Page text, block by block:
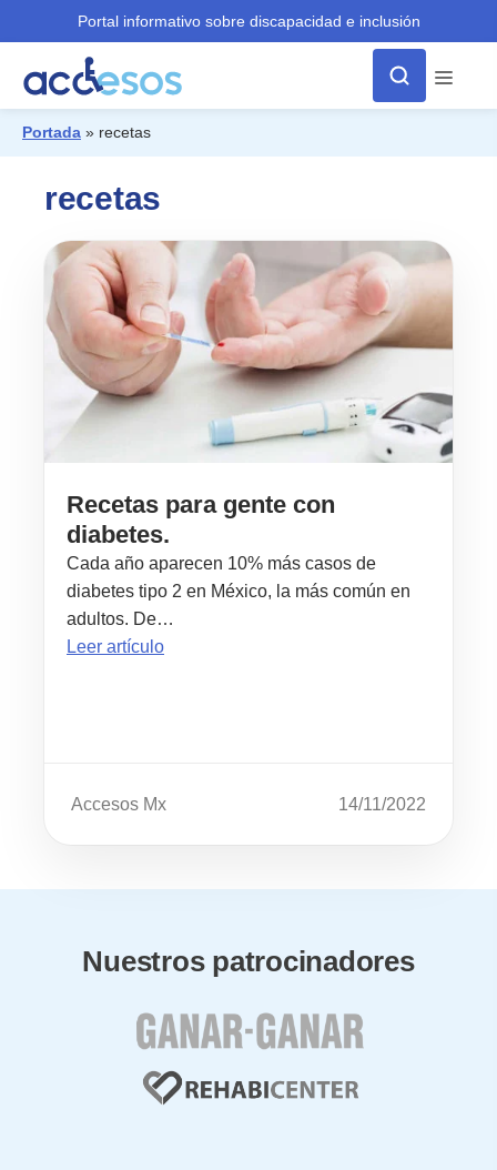
Portal informativo sobre discapacidad e inclusión
Menú
Portada » recetas
recetas
Recetas para gente con
diabetes.
Cada año aparecen 10% más casos de
diabetes tipo 2 en México, la más común en
adultos. De…
Leer artículo
Accesos Mx 14/11/2022
Nuestros patrocinadores